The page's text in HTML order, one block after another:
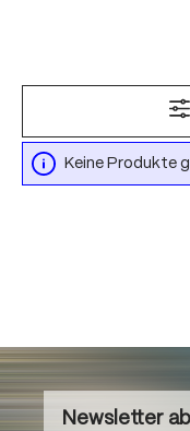
Keine Produkte
Newsletter